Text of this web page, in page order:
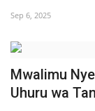
Wasiliana
Onyesho la
Sep 6, 2025
Mwalimu
Uhuru wa